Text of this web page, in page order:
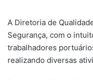
A Diretoria de
Segurança, com o
trabalhadores
realizando diversas